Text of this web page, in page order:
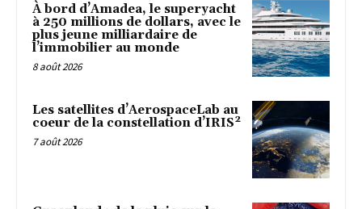
À bord d’Amadea, le superyacht
à 250 millions de dollars, avec le
plus jeune milliardaire de
l’immobilier au monde
8 août 2026
Les satellites d’AerospaceLab au
coeur de la constellation d’IRIS²
7 août 2026